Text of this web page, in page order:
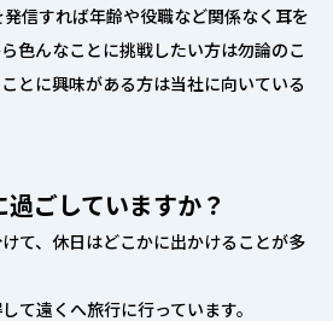
信すれば年齢や役職など関係なく耳を
色んなことに挑戦したい方は勿論のこ
とに興味がある方は当社に向いている
ごしていますか？
て、休日はどこかに出かけることが多
て遠くへ旅行に行っています。